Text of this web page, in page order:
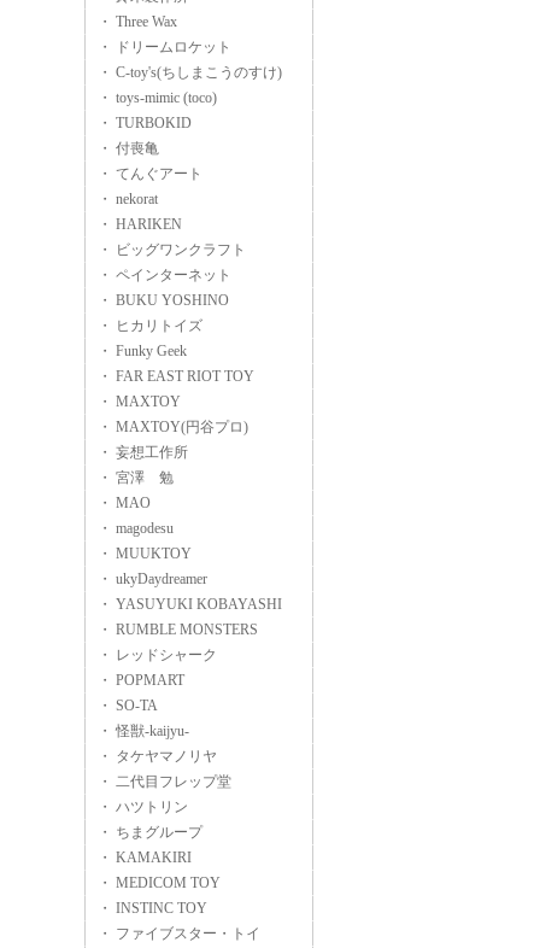
・ Three Wax
・ ドリームロケット
・ C-toy's(ちしまこうのすけ)
・ toys-mimic (toco)
・ TURBOKID
・ 付喪亀
・ てんぐアート
・ nekorat
・ HARIKEN
・ ビッグワンクラフト
・ ペインターネット
・ BUKU YOSHINO
・ ヒカリトイズ
・ Funky Geek
・ FAR EAST RIOT TOY
・ MAXTOY
・ MAXTOY(円谷プロ)
・ 妄想工作所
・ 宮澤 勉
・ MAO
・ magodesu
・ MUUKTOY
・ ukyDaydreamer
・ YASUYUKI KOBAYASHI
・ RUMBLE MONSTERS
・ レッドシャーク
・ POPMART
・ SO-TA
・ 怪獣-kaijyu-
・ タケヤマノリヤ
・ 二代目フレップ堂
・ ハツトリン
・ ちまグループ
・ KAMAKIRI
・ MEDICOM TOY
・ INSTINC TOY
・ ファイブスター・トイ